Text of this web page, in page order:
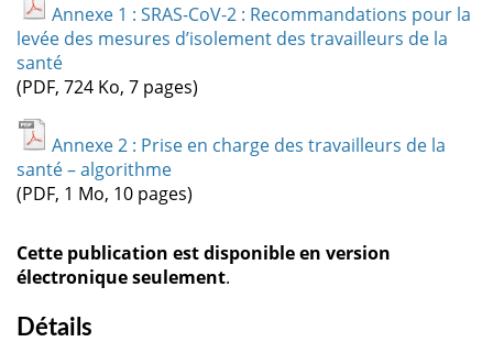
Annexe 1 : SRAS-CoV-2 : Recommandations pour la
levée des mesures d’isolement des travailleurs de la
santé
(PDF, 724 Ko, 7 pages)
Annexe 2 : Prise en charge des travailleurs de la
santé – algorithme
(PDF, 1 Mo, 10 pages)
Cette publication est disponible en version
électronique seulement.
Détails